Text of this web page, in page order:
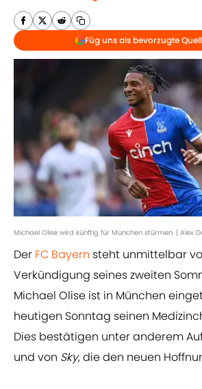
Füg uns als bevorzugte
Michael Olise wird künftig für München stürmen. | Alex
Der FC Bayern steht unmittelbar
Verkündigung seines zweiten
Michael Olise ist in München
heutigen Sonntag seinen
Dies bestätigen unter anderem
und von Sky, die den neuen